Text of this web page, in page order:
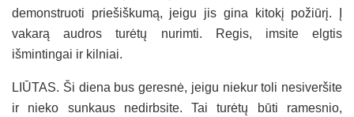
demonstruoti priešiškumą, jeigu jis gina kitokį požiūrį. Į
vakarą audros turėtų nurimti. Regis, imsite elgtis
išmintingai ir kilniai.
LIŪTAS. Ši diena bus geresnė, jeigu niekur toli nesiveršite
ir nieko sunkaus nedirbsite. Tai turėtų būti ramesnio,